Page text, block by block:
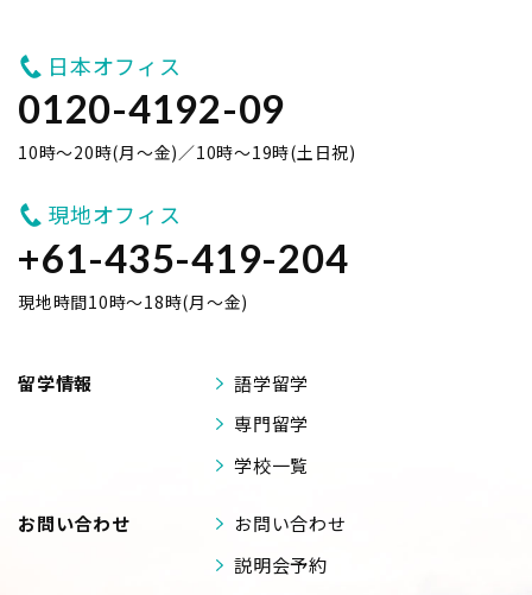
日本オフィス
0120-4192-09
10時～20時(月～金)／10時～19時(土日祝)
現地オフィス
+61-435-419-204
現地時間10時～18時(月～金)
留学情報
語学留学
専門留学
学校一覧
お問い合わせ
お問い合わせ
説明会予約